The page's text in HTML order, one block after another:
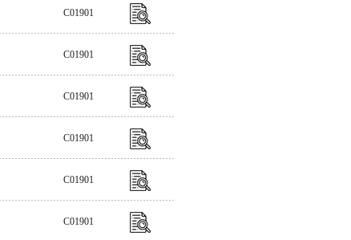
C01901
C01901
C01901
C01901
C01901
C01901